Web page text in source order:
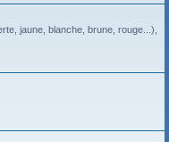
jaune, blanche, brune, rouge...),